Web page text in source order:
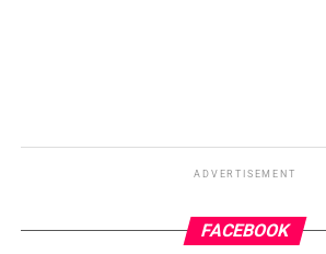
ADVERTISEMENT
FACEBOOK